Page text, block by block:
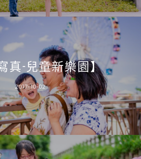
真-兒童新樂園】
2017-10-02